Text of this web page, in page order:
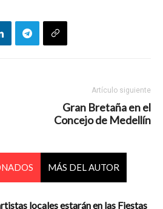
Artículo siguiente
Gran Bretaña en el
Concejo de Medellín
MÁS DEL AUTOR
locales estarán en las Fiestas